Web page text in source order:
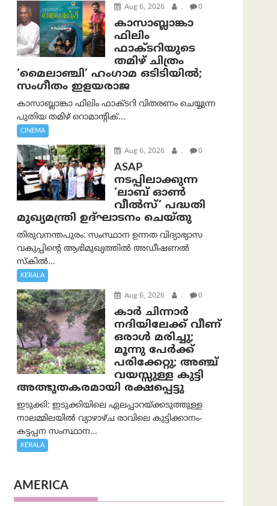
Aug 6, 2026 . 0
കാസാബ്ലാങ്കാ
ഫിലിം
ഫാക്ടറിയുടെ
തമിഴ് ചിത്രം
‘മൈലാഞ്ചി’ ഹംഗാമ ഒടിടിയിൽ;
സംഗീതം ഇളയരാജ
കാസാബ്ലാങ്കാ ഫിലിം ഫാക്ടറി വിതരണം ചെയ്യുന്ന
പുതിയ തമിഴ് റൊമാന്റിക്...
CINEMA
Aug 6, 2026 . 0
ASAP
നടപ്പിലാക്കുന്ന
‘ലാബ് ഓൺ
വീൽസ്’ പദ്ധതി
മുഖ്യമന്ത്രി ഉദ്ഘാടനം ചെയ്തു
തിരുവനന്തപുരം: സംസ്ഥാന ഉന്നത വിദ്യാഭ്യാസ
വകുപ്പിന്റെ ആഭിമുഖ്യത്തിൽ അഡീഷണൽ
സ്കിൽ...
KERALA
Aug 6, 2026 . 0
കാര്‍ ചിന്നാര്‍
നദിയിലേക്ക് വീണ്
ഒരാള്‍ മരിച്ചു;
മൂന്നു പേര്‍ക്ക്
പരിക്കേറ്റു; അഞ്ച്
വയസ്സുള്ള കുട്ടി
അത്ഭുതകരമായി രക്ഷപ്പെട്ടു
ഇടുക്കി: ഇടുക്കിയിലെ ഏലപ്പാറയ്ക്കടുത്തുള്ള
നാലമ്മിലയിൽ വ്യാഴാഴ്ച രാവിലെ കുട്ടിക്കാനം-
കട്ടപ്പന സംസ്ഥാന...
KERALA
AMERICA